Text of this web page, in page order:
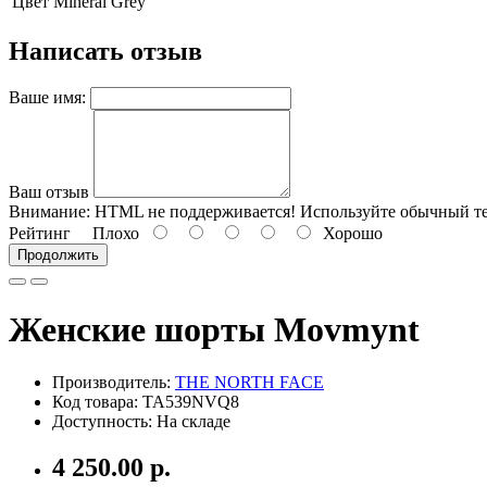
Написать отзыв
Ваше имя:
Ваш отзыв
Внимание: HTML не поддерживается! Используйте обычный
Рейтинг Плохо Хорошо
Продолжить
Женские шорты Movmynt
Производитель: THE NORTH FACE
Код товара: TA539NVQ8
Доступность: На складе
4 250.00 р.